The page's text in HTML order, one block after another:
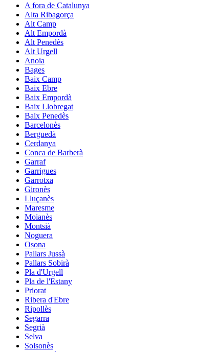
A fora de Catalunya
Alta Ribagorça
Alt Camp
Alt Empordà
Alt Penedès
Alt Urgell
Anoia
Bages
Baix Camp
Baix Ebre
Baix Empordà
Baix Llobregat
Baix Penedès
Barcelonès
Berguedà
Cerdanya
Conca de Barberà
Garraf
Garrigues
Garrotxa
Gironès
Lluçanès
Maresme
Moianès
Montsià
Noguera
Osona
Pallars Jussà
Pallars Sobirà
Pla d'Urgell
Pla de l'Estany
Priorat
Ribera d'Ebre
Ripollès
Segarra
Segrià
Selva
Solsonès